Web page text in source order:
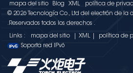
mapa del sitio Blog XML
política de
© 2026 Tecnología Co., Ltd del electrón de la
.Reservados todos los derechos .
Links : mapa del sitio XML
política de
Soporta red IPv6